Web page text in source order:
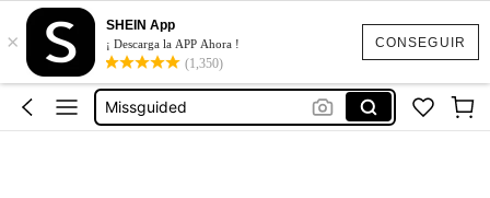
CONSEGUIR
×
SHEIN App
¡ Descarga la APP Ahora !
(1,350)
Vestido Verano Mujer
Bikinis Mujer
Bañadores De Mujer
Missguided